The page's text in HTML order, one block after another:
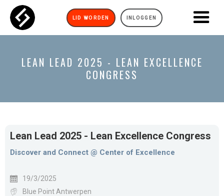
LID WORDEN INLOGGEN
LEAN LEAD 2025 - LEAN EXCELLENCE
CONGRESS
Lean Lead 2025 - Lean Excellence Congress
Discover and Connect @ Center of Excellence
19/3/2025
Blue Point Antwerpen